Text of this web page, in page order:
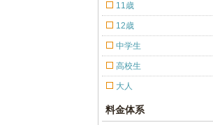
11歳
12歳
中学生
高校生
大人
料金体系